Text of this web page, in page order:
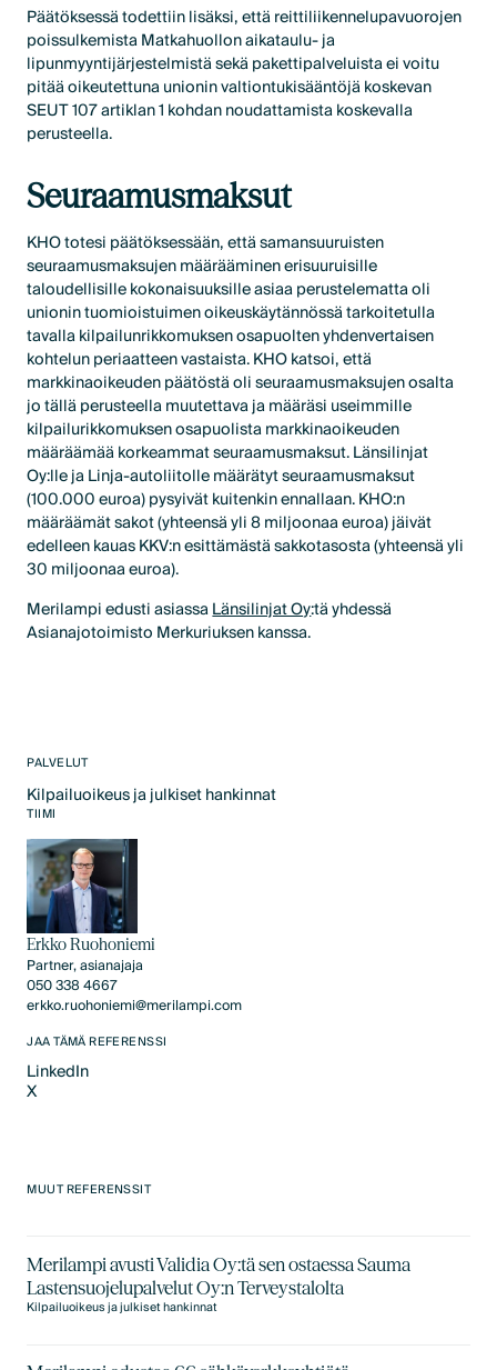
PALVELUT
Kilpailuoikeus ja julkiset hankinnat
Text Link
TIIMI
Erkko Ruohoniemi
Partner, asianajaja
050 338 4667
erkko.ruohoniemi@merilampi.com
JAA TÄMÄ REFERENSSI
LinkedIn
LinkedIn
X
Päätöksessä todettiin lisäksi, että reittiliikennelupavuorojen
poissulkemista Matkahuollon aikataulu- ja
lipunmyyntijärjestelmistä sekä pakettipalveluista ei voitu
pitää oikeutettuna unionin valtiontukisääntöjä koskevan
SEUT 107 artiklan 1 kohdan noudattamista koskevalla
perusteella.
Seuraamusmaksut
KHO totesi päätöksessään, että samansuuruisten
seuraamusmaksujen määrääminen erisuuruisille
taloudellisille kokonaisuuksille asiaa perustelematta oli
unionin tuomioistuimen oikeuskäytännössä tarkoitetulla
tavalla kilpailunrikkomuksen osapuolten yhdenvertaisen
kohtelun periaatteen vastaista. KHO katsoi, että
markkinaoikeuden päätöstä oli seuraamusmaksujen osalta
jo tällä perusteella muutettava ja määräsi useimmille
kilpailurikkomuksen osapuolista markkinaoikeuden
määräämää korkeammat seuraamusmaksut. Länsilinjat
Oy:lle ja Linja-autoliitolle määrätyt seuraamusmaksut
(100.000 euroa) pysyivät kuitenkin ennallaan. KHO:n
määräämät sakot (yhteensä yli 8 miljoonaa euroa) jäivät
edelleen kauas KKV:n esittämästä sakkotasosta (yhteensä yli
30 miljoonaa euroa).
Merilampi edusti asiassaLänsilinjat Oy:tä yhdessä
Asianajotoimisto Merkuriuksen kanssa.
MUUT REFERENSSIT
Merilampi avusti Validia Oy:tä sen ostaessa Sauma
Lastensuojelupalvelut Oy:n Terveystalolta
Kilpailuoikeus ja julkiset hankinnat